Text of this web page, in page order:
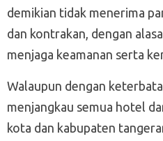
demikian tidak menerima
dan kontrakan, dengan
menjaga keamanan serta
Walaupun dengan
menjangkau semua hotel
kota dan kabupaten